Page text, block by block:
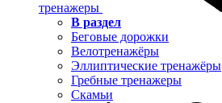
тренажеры
В раздел
Беговые дорожки
Велотренажёры
Эллиптические тренажёры
Гребные тренажеры
Скамьи